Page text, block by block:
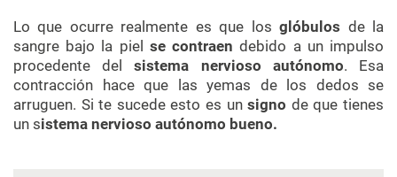
Lo que ocurre realmente es que losglóbulos de la
sangre bajo la piel se contraendebido a un impulso
procedente del
sistema nervioso autónomo. Esa
contracción hace que las yemas de los dedos se
arruguen. Si te sucede esto es unsigno de que tienes
un sistema nervioso autónomo bueno.